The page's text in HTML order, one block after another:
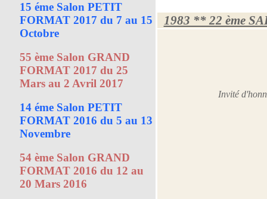
15 éme Salon PETIT
FORMAT 2017 du 7 au 15
Octobre
55 ème Salon GRAND
FORMAT 2017 du 25
Mars au 2 Avril 2017
14 éme Salon PETIT
FORMAT 2016 du 5 au 13
Novembre
54 ème Salon GRAND
FORMAT 2016 du 12 au
20 Mars 2016
1983 ** 22 ème
Invité